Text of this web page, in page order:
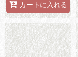
カートに入れる